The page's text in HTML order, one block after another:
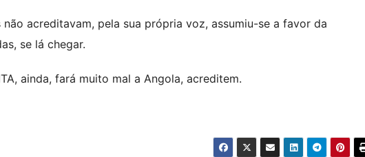
acreditavam, pela sua própria voz, assumiu-se a favor da
se lá chegar.
ainda, fará muito mal a Angola, acreditem.